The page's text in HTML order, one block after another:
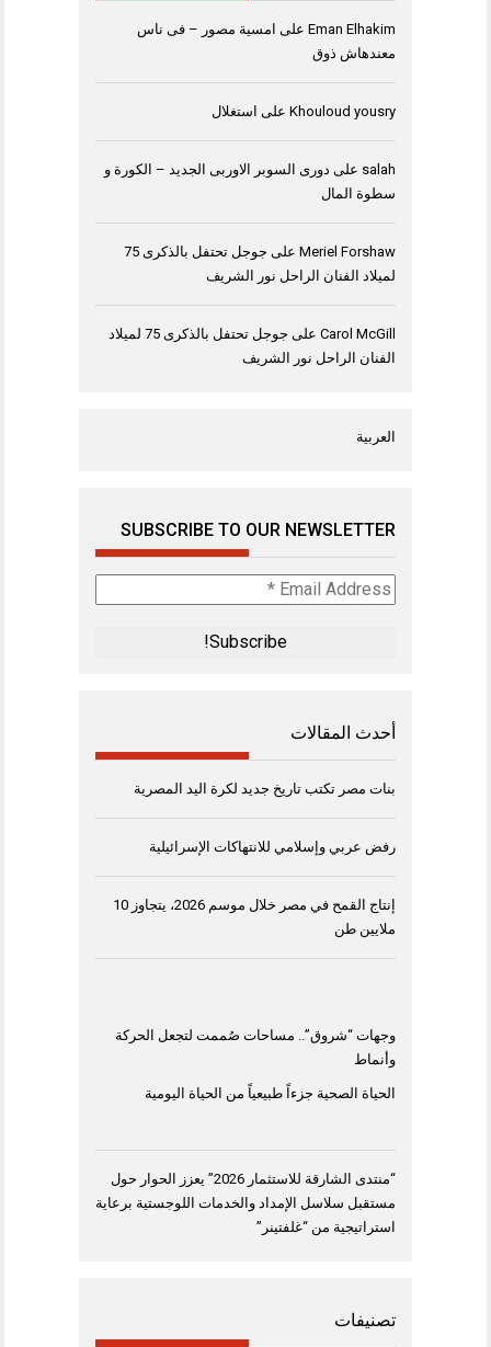
Eman Elhakim على امسية مصور – فى ناس
معندهاش ذوق
Khouloud yousry على استغلال
salah على دورى السوبر الاوربى الجديد – الكورة و
سطوة المال
Meriel Forshaw على
جوجل تحتفل بالذكرى 75
لميلاد الفنان الراحل نور الشريف
Carol McGill على
جوجل تحتفل بالذكرى 75 لميلاد
الفنان الراحل نور الشريف
العربية
SUBSCRIBE TO OUR NEWSLETTER
Email
Address
أحدث المقالات
بنات مصر تكتب تاريخ جديد لكرة اليد المصرية
رفض عربي وإسلامي للانتهاكات الإسرائيلية
إنتاج القمح في مصر خلال موسم 2026، يتجاوز 10
ملايين طن
وجهات “شروق”.. مساحات صُممت لتجعل الحركة
وأنماط
الحياة الصحية جزءاً طبيعياً من الحياة اليومية
“منتدى الشارقة للاستثمار 2026” يعزز الحوار حول
مستقبل سلاسل الإمداد والخدمات اللوجستية برعاية
استراتيجية من “غلفتينر”
تصنيفات